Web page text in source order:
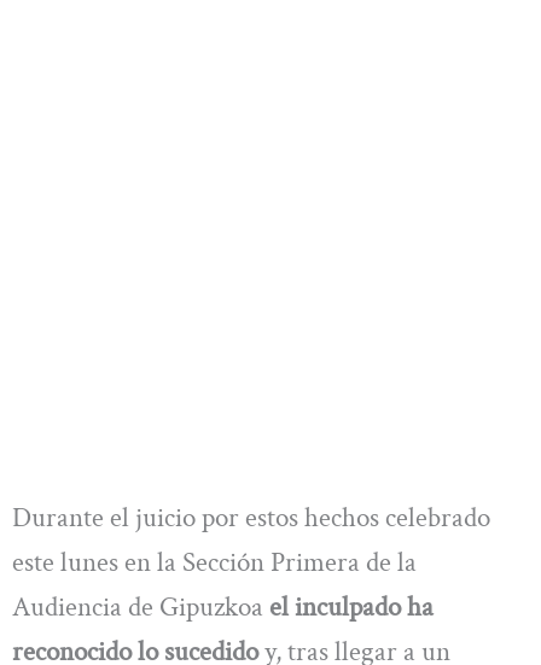
Durante el juicio por estos hechos celebrado
este lunes en la Sección Primera de la
Audiencia de Gipuzkoa el inculpado ha
reconocido lo sucedidoy, tras llegar a un